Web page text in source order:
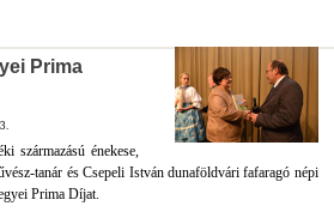
Prima
származású énekese,
tanár és Csepeli István dunaföldvári fafaragó népi
Prima Díjat.